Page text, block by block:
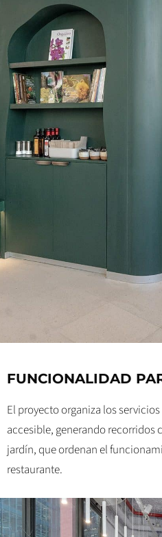
FUNCIONALIDAD
El proyecto organiza los
accesible, generando recorridos
jardín, que ordenan el
restaurante.